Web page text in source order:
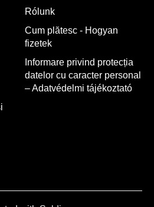
Rólunk
Cum plătesc - Hogyan
fizetek
Informare privind protecția
datelor cu caracter personal
– Adatvédelmi tájékoztató